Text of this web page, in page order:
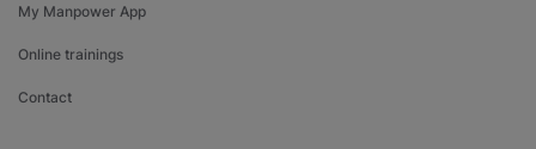
My Manpower App
Online trainings
Contact